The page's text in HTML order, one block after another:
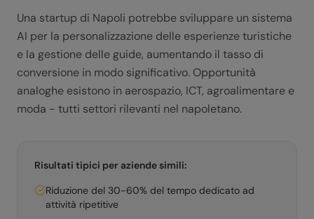
Una startup di Napoli potrebbe sviluppare un sistema
AI per la personalizzazione delle esperienze turistiche
e la gestione delle guide, aumentando il tasso di
conversione in modo significativo. Opportunità
analoghe esistono in aerospazio, ICT, agroalimentare e
moda - tutti settori rilevanti nel napoletano.
Risultati tipici per aziende simili:
Riduzione del 30-60% del tempo dedicato ad
attività ripetitive